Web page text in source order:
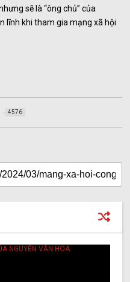
sẽ là “ông chủ” của
lĩnh khi tham gia mạng xã hội
4576